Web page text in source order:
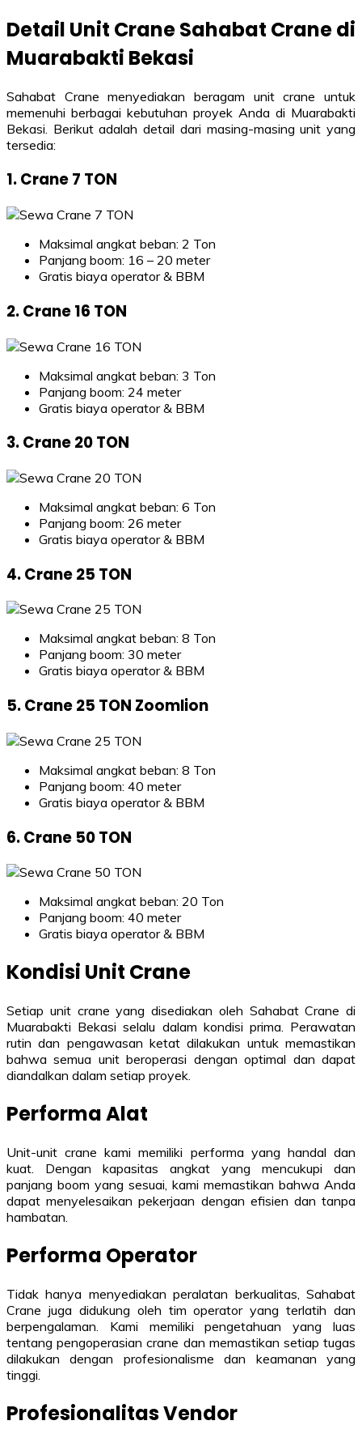
Detail Unit Crane Sahabat Crane di
Muarabakti Bekasi
Sahabat Crane menyediakan beragam unit crane untuk
memenuhi berbagai kebutuhan proyek Anda di Muarabakti
Bekasi. Berikut adalah detail dari masing-masing unit yang
tersedia:
1. Crane 7 TON
Maksimal angkat beban: 2 Ton
Panjang boom: 16 – 20 meter
Gratis biaya operator & BBM
2. Crane 16 TON
Maksimal angkat beban: 3 Ton
Panjang boom: 24 meter
Gratis biaya operator & BBM
3. Crane 20 TON
Maksimal angkat beban: 6 Ton
Panjang boom: 26 meter
Gratis biaya operator & BBM
4. Crane 25 TON
Maksimal angkat beban: 8 Ton
Panjang boom: 30 meter
Gratis biaya operator & BBM
5. Crane 25 TON Zoomlion
Maksimal angkat beban: 8 Ton
Panjang boom: 40 meter
Gratis biaya operator & BBM
6. Crane 50 TON
Maksimal angkat beban: 20 Ton
Panjang boom: 40 meter
Gratis biaya operator & BBM
Kondisi Unit Crane
Setiap unit crane yang disediakan oleh Sahabat Crane di
Muarabakti Bekasi selalu dalam kondisi prima. Perawatan
rutin dan pengawasan ketat dilakukan untuk memastikan
bahwa semua unit beroperasi dengan optimal dan dapat
diandalkan dalam setiap proyek.
Performa Alat
Unit-unit crane kami memiliki performa yang handal dan
kuat. Dengan kapasitas angkat yang mencukupi dan
panjang boom yang sesuai, kami memastikan bahwa Anda
dapat menyelesaikan pekerjaan dengan efisien dan tanpa
hambatan.
Performa Operator
Tidak hanya menyediakan peralatan berkualitas, Sahabat
Crane juga didukung oleh tim operator yang terlatih dan
berpengalaman. Kami memiliki pengetahuan yang luas
tentang pengoperasian crane dan memastikan setiap tugas
dilakukan dengan profesionalisme dan keamanan yang
tinggi.
Profesionalitas Vendor